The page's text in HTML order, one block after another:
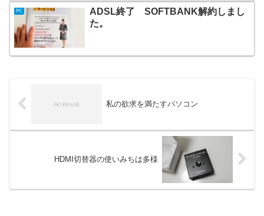
PC
ADSL終了 SOFTBANK解約しまし
た。
私の欲求を満たすパソコン
HDMI切替器の使いみちは多様